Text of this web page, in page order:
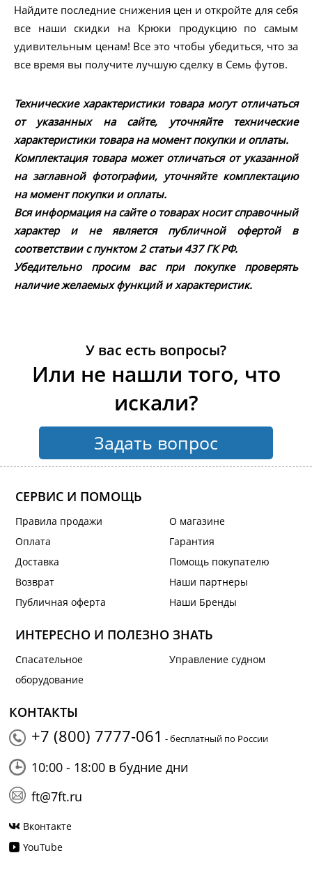
Найдите последние снижения цен и откройте для себя
все наши скидки на Крюки продукцию по самым
удивительным ценам! Все это чтобы убедиться, что за
все время вы получите лучшую сделку в Семь футов.
Технические характеристики товара могут отличаться
от указанных на сайте, уточняйте технические
характеристики товара на момент покупки и оплаты.
Комплектация товара может отличаться от указанной
на заглавной фотографии, уточняйте комплектацию
на момент покупки и оплаты.
Вся информация на сайте о товарах носит справочный
характер и не является публичной офертой в
соответствии с пунктом 2 статьи 437 ГК РФ.
Убедительно просим вас при покупке проверять
наличие желаемых функций и характеристик.
У вас есть вопросы?
Или не нашли того, что
искали?
Задать вопрос
СЕРВИС И ПОМОЩЬ
Правила продажи
Оплата
Доставка
Возврат
Публичная оферта
О магазине
Гарантия
Помощь покупателю
Наши партнеры
Наши Бренды
ИНТЕРЕСНО И ПОЛЕЗНО ЗНАТЬ
Спасательное
оборудование
Управление судном
КОНТАКТЫ
+7 (800) 7777-061 - бесплатный по России
10:00 - 18:00 в будние дни
ft@7ft.ru
Вконтакте
YouTube